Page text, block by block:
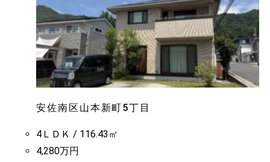
安佐南区山本新町5丁目
4ＬＤＫ / 116.43㎡
4,280万円